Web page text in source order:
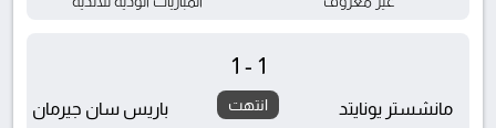
مانشستر يونايتد
1-1
انتهت باريس سان جيرمان